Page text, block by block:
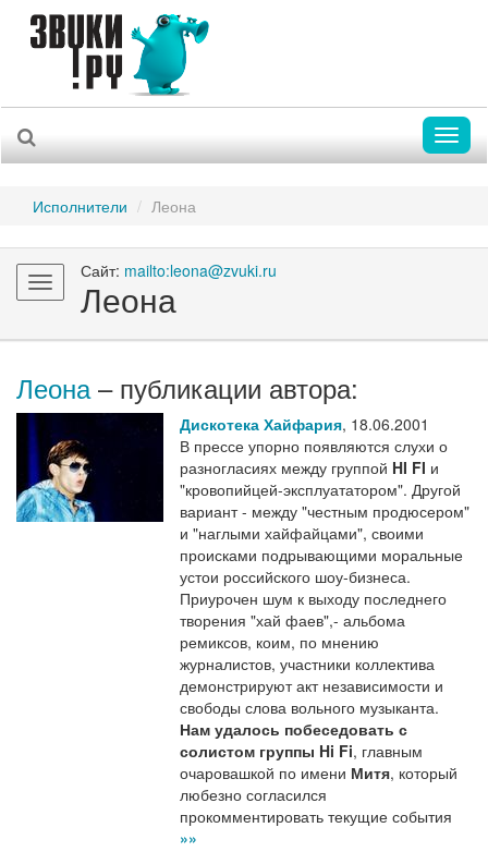
Исполнители Леона
Toggle
navigation
Сайт: mailto:leona@zvuki.ru
Леона
Леона– публикации автора:
Дискотека Хайфария, 18.06.2001
В прессе упорно появляются слухи о
разногласиях между группой HI FI и
"кровопийцей-эксплуататором". Другой
вариант - между "честным продюсером"
и "наглыми хайфайцами", своими
происками подрывающими моральные
устои российского шоу-бизнеса.
Приурочен шум к выходу последнего
творения "хай фаев",- альбома
ремиксов, коим, по мнению
журналистов, участники коллектива
демонстрируют акт независимости и
свободы слова вольного музыканта.
Нам удалось побеседовать с
солистом группы Hi Fi, главным
очаровашкой по имени Митя, который
любезно согласился
прокомментировать текущие события
»»